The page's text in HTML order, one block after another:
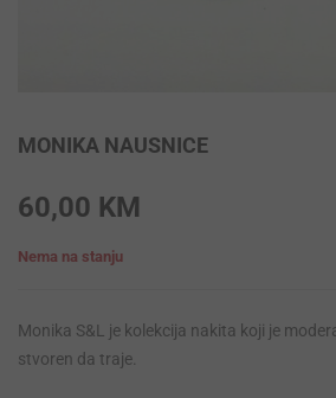
MONIKA NAUSNICE
60,00 KM
Nema na stanju
Monika S&L je kolekcija nakita koji je
stvoren da traje.